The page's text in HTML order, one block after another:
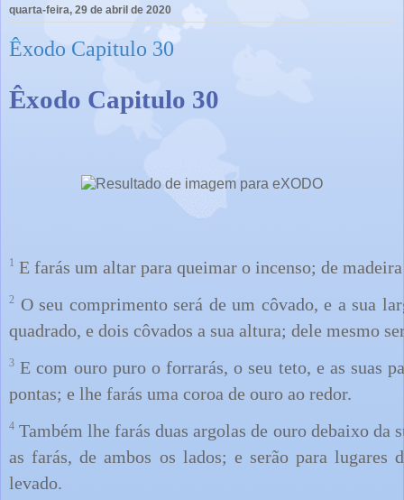
quarta-feira, 29 de abril de 2020
Êxodo Capitulo 30
Êxodo Capitulo 30
1 E farás um altar para queimar o incenso; de
2 O seu comprimento será de um côvado, e a sua
quadrado, e dois côvados a sua altura; dele mesmo
3 E com ouro puro o forrarás, o seu teto, e as suas
pontas; e lhe farás uma coroa de ouro ao redor.
4 Também lhe farás duas argolas de ouro debaixo da
as farás, de ambos os lados; e serão para lugares
levado.